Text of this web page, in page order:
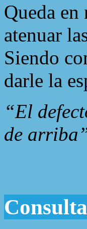
Queda en
atenuar
Siendo
darle la
“El
de